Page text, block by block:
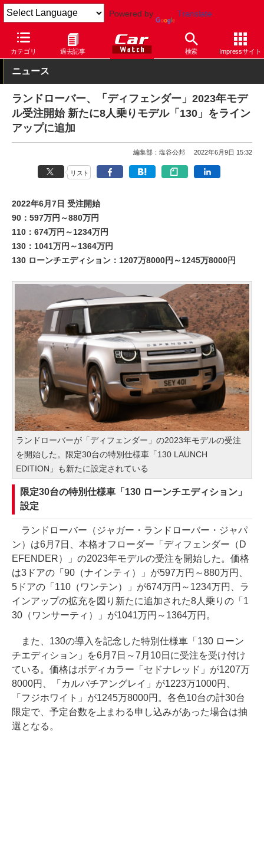
Powered by Translate
カテゴリ 過去記事 検索 Impressサイト
Car Watch 自動車 ランドローバー ディフェンダー
ニュース
ランドローバー、「ディフェンダー」2023年モデ
ル受注開始 新たに8人乗りモデル「130」をライン
アップに追加
編集部：塩谷公邦 2022年6月9日 15:32
リスト
2022年6月7日 受注開始
90：597万円～880万円
110：674万円～1234万円
130：1041万円～1364万円
130 ローンチエディション：1207万8000円～1245万8000円
ランドローバーが「ディフェンダー」の2023年モデルの受注
を開始した。限定30台の特別仕様車「130 LAUNCH
EDITION」も新たに設定されている
限定30台の特別仕様車「130 ローンチエディション」
設定
ランドローバー（ジャガー・ランドローバー・ジャパ
ン）は6月7日、本格オフローダー「ディフェンダー（D
EFENDER）」の2023年モデルの受注を開始した。価格
は3ドアの「90（ナインティ）」が597万円～880万円、
5ドアの「110（ワンテン）」が674万円～1234万円、ラ
インアップの拡充を図り新たに追加された8人乗りの「1
30（ワンサーティ）」が1041万円～1364万円。
また、130の導入を記念した特別仕様車「130 ローン
チエディション」を6月7日～7月10日に受注を受け付け
ている。価格はボディカラー「セドナレッド」が1207万
8000円、「カルパチアングレイ」が1223万1000円、
「フジホワイト」が1245万8000円。各色10台の計30台
限定で、予定台数を上まわる申し込みがあった場合は抽
選となる。